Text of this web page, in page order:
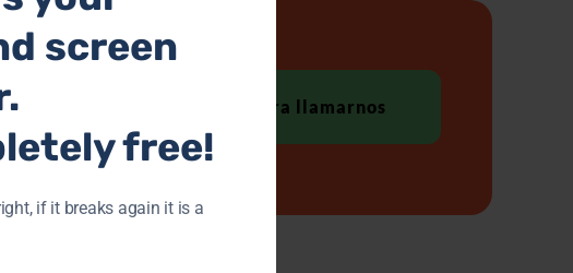
Haga clic para llamarnos
screen
free!
if it breaks again it is a